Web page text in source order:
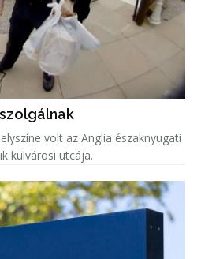
volt az Anglia északnyugati
külvárosi utcája.